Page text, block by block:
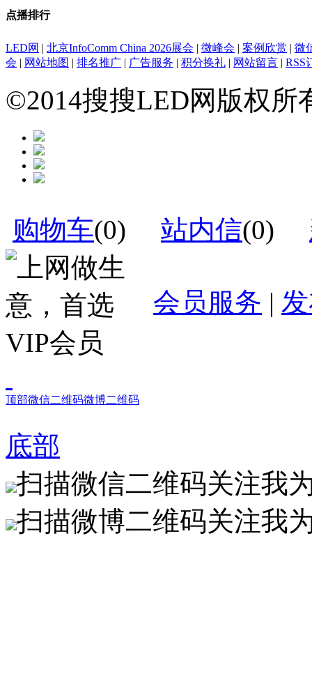
点播排行
LED网 | 北京InfoComm China 2026展会 | 微峰会 | 案例欣赏 | 微
会 | 网站地图 | 排名推广 | 广告服务 | 积分换礼 | 网站留言 | RSS
©2014搜搜LED网版权
购物车(0) 站内信(0)
会员服务 |
顶部微信二维码微博二维码
底部
扫描微信二维码关注我
扫描微博二维码关注我